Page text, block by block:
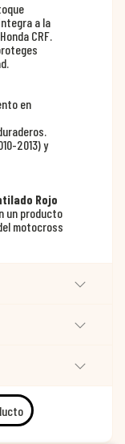
a la
CRF.
en
2013) y
Rojo
un producto
motocross